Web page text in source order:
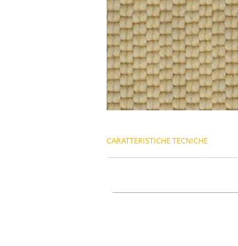
CARATTERISTICHE TECNICHE